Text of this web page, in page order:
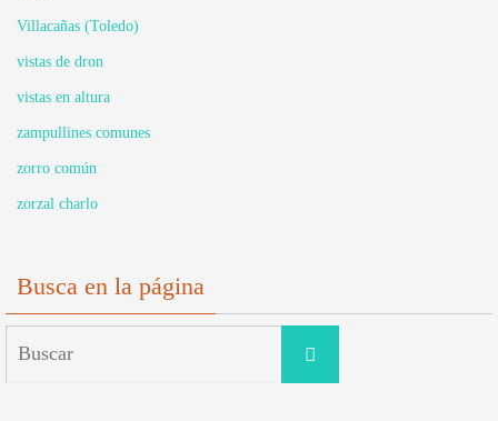
Villacañas (Toledo)
vistas de dron
vistas en altura
zampullines comunes
zorro común
zorzal charlo
Busca en la página
Buscar